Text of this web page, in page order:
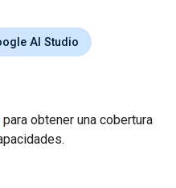
AI Studio
para obtener una cobertura